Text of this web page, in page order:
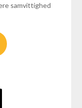
samvittighed